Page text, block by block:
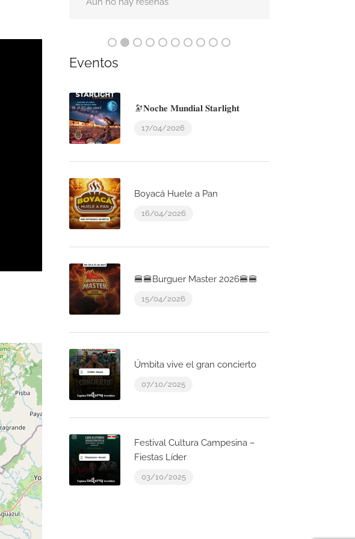
Eventos
🔭𝐍𝐨𝐜𝐡𝐞 𝐌𝐮𝐧𝐝𝐢𝐚𝐥 𝐒𝐭𝐚𝐫𝐥𝐢𝐠𝐡𝐭
17/04/2026
Boyacá Huele a Pan
16/04/2026
🍔🍔Burguer Master 2026🍔🍔
15/04/2026
Úmbita vive el gran concierto
07/10/2025
Festival Cultura Campesina –
Fiestas Líder
03/10/2025